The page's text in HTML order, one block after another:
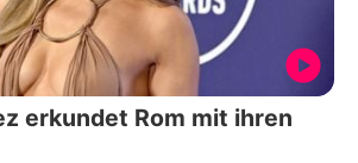
erkundet Rom mit ihren